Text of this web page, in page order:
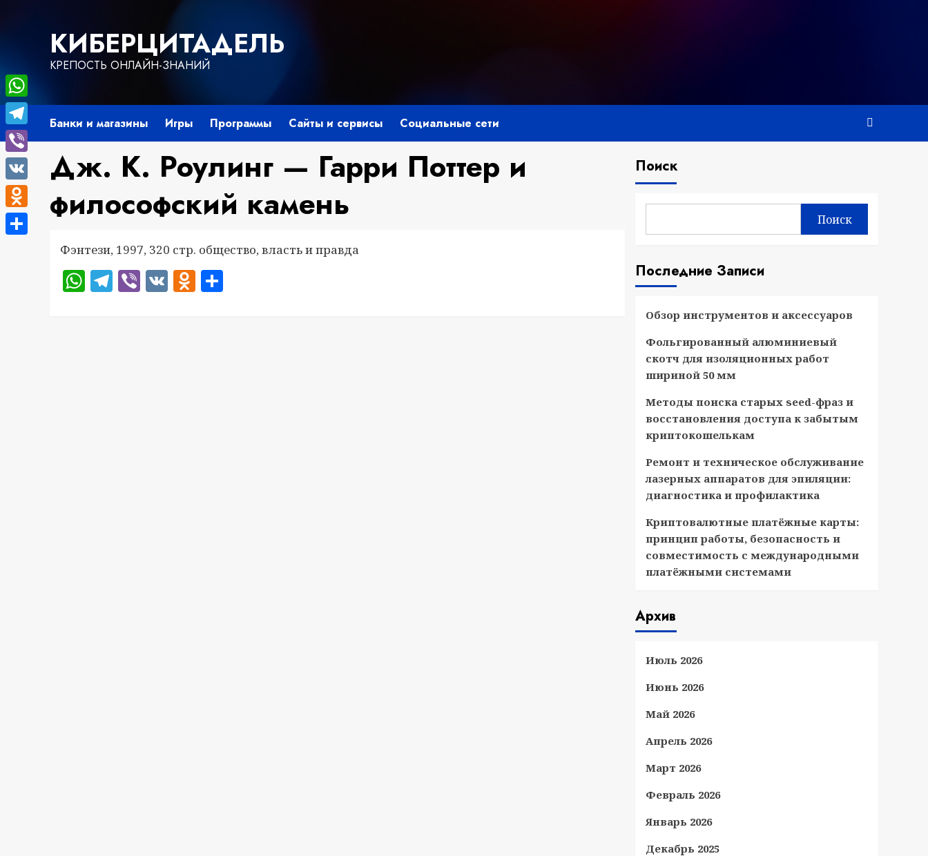
содержимомуКИБЕРЦИТАДЕЛЬ
КРЕПОСТЬ ОНЛАЙН-ЗНАНИЙ
Банки и магазины Игры Программы Сайты и сервисы Социальные сети
Дж. К. Роулинг — Гарри Поттер и
философский камень
Фэнтези, 1997, 320 стр. общество, власть и правда
WhatsApp
Telegram
Viber
VKOdnoklassniki
Поиск
Поиск
Последние Записи
Обзор инструментов и аксессуаров
Фольгированный алюминиевый
скотч для изоляционных работ
шириной 50 мм
Методы поиска старых seed-фраз и
восстановления доступа к забытым
криптокошелькам
Ремонт и техническое обслуживание
лазерных аппаратов для эпиляции:
диагностика и профилактика
Криптовалютные платёжные карты:
принцип работы, безопасность и
совместимость с международными
платёжными системами
Архив
Июль 2026
Июнь 2026
Май 2026
Апрель 2026
Март 2026
Февраль 2026
Январь 2026
Декабрь 2025
WhatsApp
Telegram
Viber
VK
Odnoklassniki
Отправить